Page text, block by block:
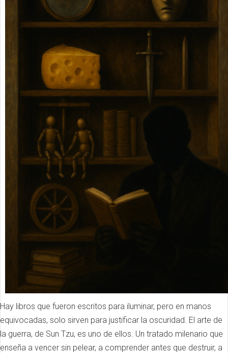
Hay libros que fueron escritos para iluminar, pero en manos
equivocadas, solo sirven para justificar la oscuridad. El arte de
la guerra, de Sun Tzu, es uno de ellos. Un tratado milenario que
enseña a vencer sin pelear, a comprender antes que destruir, a